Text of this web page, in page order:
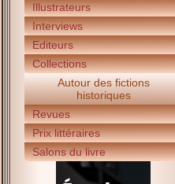
Illustrateurs
Interviews
Editeurs
Collections
Autour des fictions
historiques
Revues
Prix littéraires
Salons du livre